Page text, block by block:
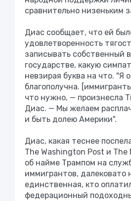
сравнительно низеньким
Диас сообщает, что ей
удовлетворенность
записывать собственный
государстве, какую
невзирая буква на что. "Я
благополучна.
что нужно, — произнесла
Диас. — Мы желаем
и быть долею Америки".
Диас, какая теснее
The Washington Post и The
об найме Трампом на
иммигрантов, далековато
единственная, кто
федерационный